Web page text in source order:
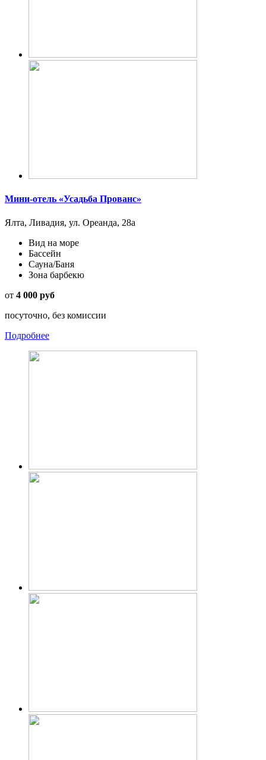
Мини-отель «Усадьба Прованс»
Ялта, Ливадия, ул. Ореанда, 28а
Вид на море
Бассейн
Сауна/Баня
Зона барбекю
от 4 000 руб
посуточно, без комиссии
Подробнее